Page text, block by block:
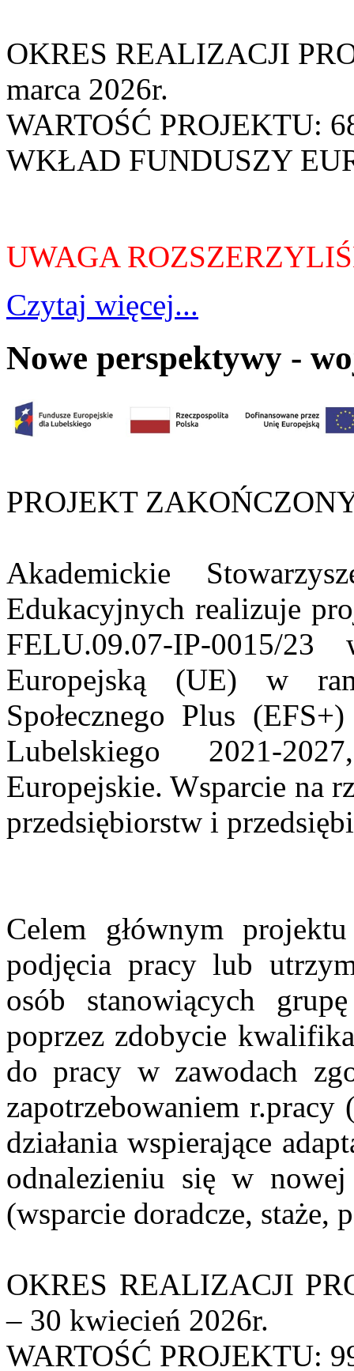
OKRES REALIZACJI
marca 2026r.
WARTOŚĆ PROJEKTU:
WKŁAD FUNDUSZY
UWAGA
Czytaj więcej...
Nowe perspektywy -
PROJEKT
Akademickie
Edukacyjnych realizuje
FELU.09.07-IP-0015/23
Europejską (UE) w
Społecznego Plus
Lubelskiego 2021-
Europejskie. Wsparcie na
przedsiębiorstw i
Celem głównym
podjęcia pracy lub
osób stanowiących
poprzez zdobycie
do pracy w zawodach
zapotrzebowaniem
działania wspierające
odnalezieniu się w
(wsparcie doradcze, staże,
OKRES REALIZACJI
– 30 kwiecień 2026r.
WARTOŚĆ PROJEKTU: